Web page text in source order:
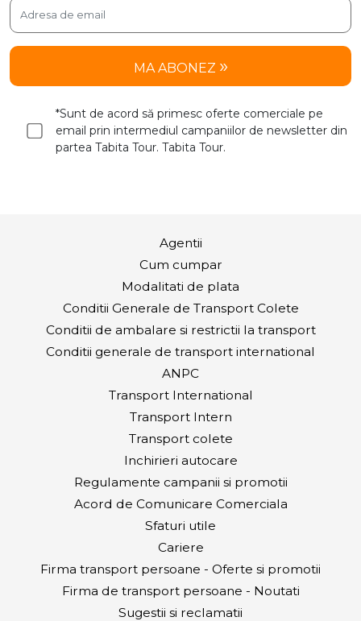
MA ABONEZ
*Sunt de acord să primesc oferte comerciale pe
email prin intermediul campaniilor de newsletter din
partea Tabita Tour. Tabita Tour.
Agentii
Cum cumpar
Modalitati de plata
Conditii Generale de Transport Colete
Conditii de ambalare si restrictii la transport
Conditii generale de transport international
ANPC
Transport International
Transport Intern
Transport colete
Inchirieri autocare
Regulamente campanii si promotii
Acord de Comunicare Comerciala
Sfaturi utile
Cariere
Firma transport persoane - Oferte si promotii
Firma de transport persoane - Noutati
Sugestii si reclamatii